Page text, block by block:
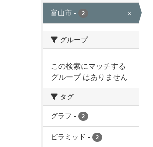
富山市 - 2 x
グループ
この検索にマッチする
グループ はありません
タグ
グラフ - 2
ピラミッド - 2